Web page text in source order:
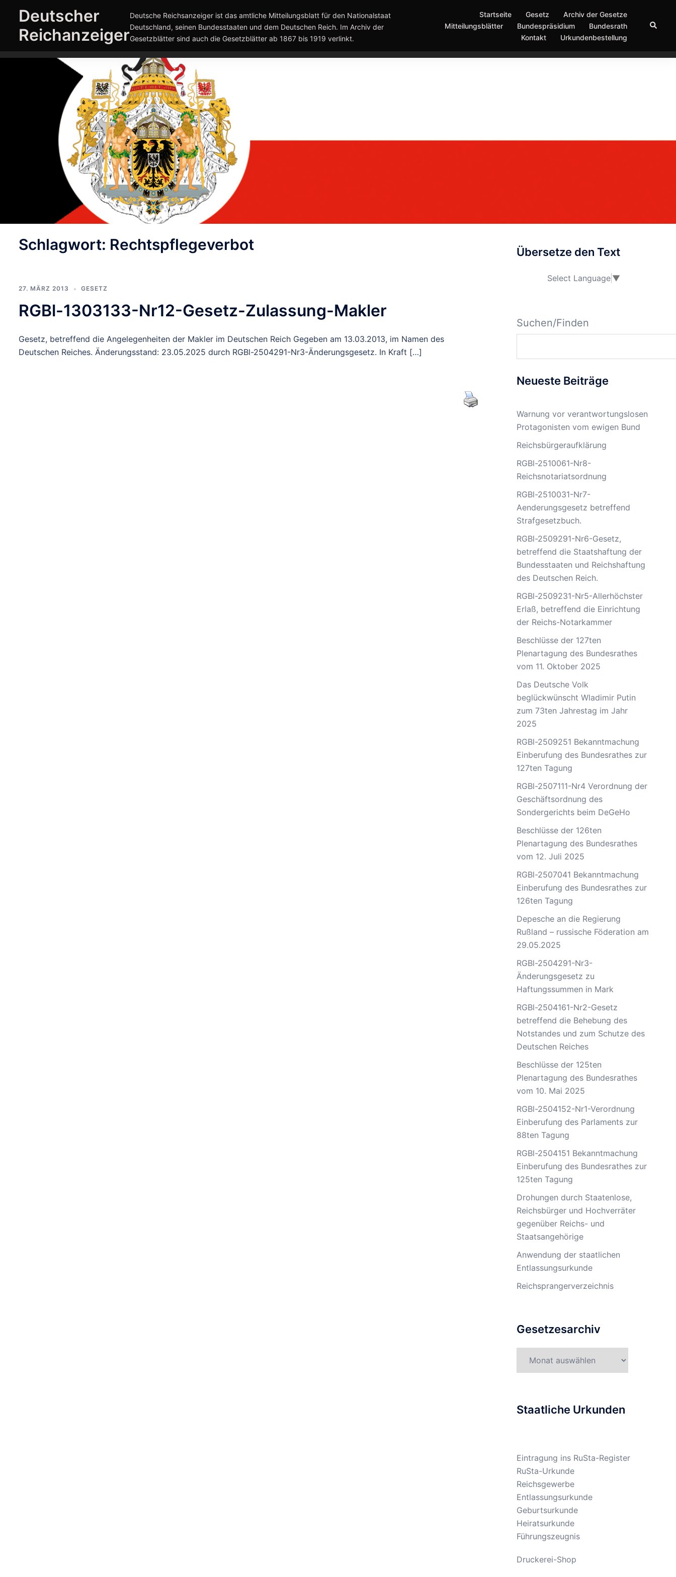
Inhalt
springen
Deutscher
Reichanzeiger
Deutsche Reichsanzeiger ist das amtliche Mitteilungsblatt für den Nationalstaat
Deutschland, seinen Bundesstaaten und dem Deutschen Reich. Im Archiv der
Gesetzblätter sind auch die Gesetzblätter ab 1867 bis 1919 verlinkt.
Startseite Gesetz
Archiv der Gesetze
Mitteilungsblätter
Bundespräsidium
Bundesrath
Kontakt
Urkundenbestellung
Suche
Schlagwort: Rechtspflegeverbot
27. MÄRZ 2013 GESETZ
RGBl-1303133-Nr12-Gesetz-Zulassung-Makler
Gesetz, betreffend die Angelegenheiten der Makler im Deutschen Reich Gegeben am 13.03.2013, im Namen des
Deutschen Reiches. Änderungsstand: 23.05.2025 durch RGBl-2504291-Nr3-Änderungsgesetz. In Kraft […]
Übersetze den Text
Select Language ▼
Suchen/Finden
Neueste Beiträge
Warnung vor verantwortungslosen
Protagonisten vom ewigen Bund
Reichsbürgeraufklärung
RGBl-2510061-Nr8-
Reichsnotariatsordnung
RGBl-2510031-Nr7-
Aenderungsgesetz betreffend
Strafgesetzbuch.
RGBl-2509291-Nr6-Gesetz,
betreffend die Staatshaftung der
Bundesstaaten und Reichshaftung
des Deutschen Reich.
RGBl-2509231-Nr5-Allerhöchster
Erlaß, betreffend die Einrichtung
der Reichs-Notarkammer
Beschlüsse der 127ten
Plenartagung des Bundesrathes
vom 11. Oktober 2025
Das Deutsche Volk
beglückwünscht Wladimir Putin
zum 73ten Jahrestag im Jahr
2025
RGBl-2509251 Bekanntmachung
Einberufung des Bundesrathes zur
127ten Tagung
RGBl-2507111-Nr4 Verordnung der
Geschäftsordnung des
Sondergerichts beim DeGeHo
Beschlüsse der 126ten
Plenartagung des Bundesrathes
vom 12. Juli 2025
RGBl-2507041 Bekanntmachung
Einberufung des Bundesrathes zur
126ten Tagung
Depesche an die Regierung
Rußland – russische Föderation am
29.05.2025
RGBl-2504291-Nr3-
Änderungsgesetz zu
Haftungssummen in Mark
RGBl-2504161-Nr2-Gesetz
betreffend die Behebung des
Notstandes und zum Schutze des
Deutschen Reiches
Beschlüsse der 125ten
Plenartagung des Bundesrathes
vom 10. Mai 2025
RGBl-2504152-Nr1-Verordnung
Einberufung des Parlaments zur
88ten Tagung
RGBl-2504151 Bekanntmachung
Einberufung des Bundesrathes zur
125ten Tagung
Drohungen durch Staatenlose,
Reichsbürger und Hochverräter
gegenüber Reichs- und
Staatsangehörige
Anwendung der staatlichen
Entlassungsurkunde
Reichsprangerverzeichnis
Gesetzesarchiv
Staatliche Urkunden
Eintragung ins RuSta-Register
RuSta-Urkunde
Reichsgewerbe
Entlassungsurkunde
Geburtsurkunde
Heiratsurkunde
Führungszeugnis
Druckerei-Shop